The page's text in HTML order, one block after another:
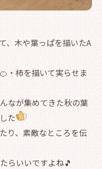
、木や葉っぱを描いたA
・柿を描いて実らせま
なが集めてきた秋の葉
た
り、素敵なところを伝
らいいですよね🎵